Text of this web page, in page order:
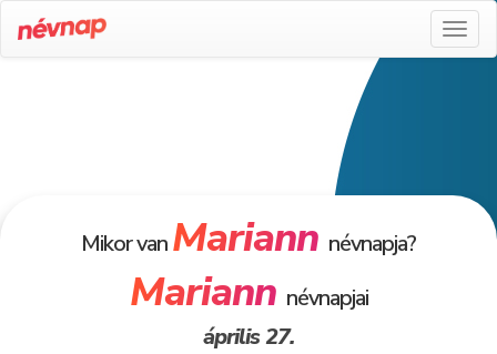
Mikor vanMariann névnapja?
Mariann névnapjai
április 27.